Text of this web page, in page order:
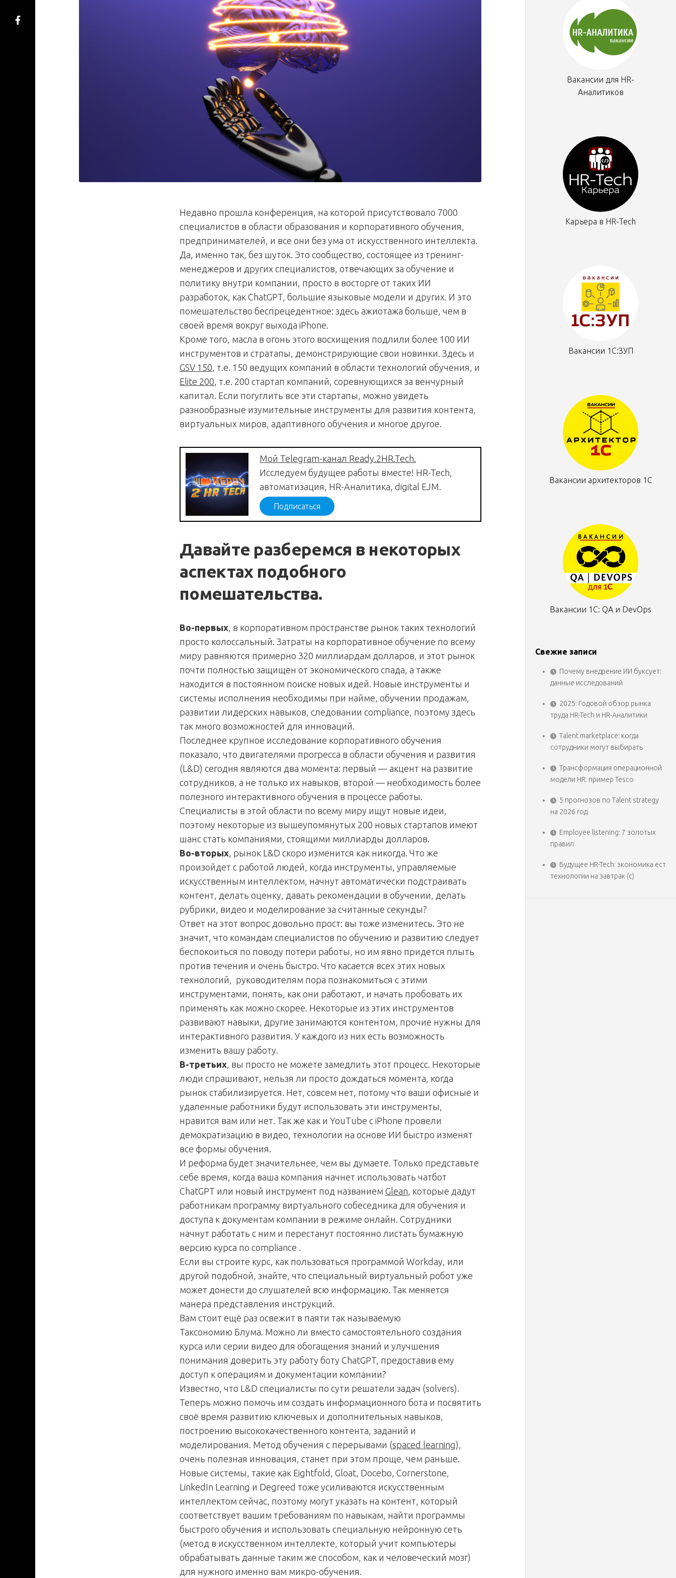
Недавно прошла конференция, на которой присутствовало 7000
специалистов в области образования и корпоративного обучения,
предпринимателей, и все они без ума от искусственного интеллекта.
Да, именно так, без шуток. Это сообщество, состоящее из тренинг-
менеджеров и других специалистов, отвечающих за обучение и
политику внутри компании, просто в восторге от таких ИИ
разработок, как ChatGPT, большие языковые модели и других. И это
помешательство беспрецедентное: здесь ажиотажа больше, чем в
своей время вокруг выхода iPhone.
Кроме того, масла в огонь этого восхищения подлили более 100 ИИ
инструментов и стратапы, демонстрирующие свои новинки. Здесь и
GSV 150 , т.е. 150 ведущих компаний в области технологий обучения, и
Elite 200 , т.е. 200 стартап компаний, соревнующихся за венчурный
капитал. Если погуглить все эти стартапы, можно увидеть
разнообразные изумительные инструменты для развития контента,
виртуальных миров, адаптивного обучения и многое другое.
Мой Telegram-канал Ready.2HR.Tech.
Исследуем будущее работы вместе! HR-Tech,
автоматизация, HR-Аналитика, digital EJM.
Подписаться
Давайте разберемся в некоторых
аспектах подобного
помешательства.
Во-первых, в корпоративном пространстве рынок таких технологий
просто колоссальный. Затраты на корпоративное обучение по всему
миру равняются примерно 320 миллиардам долларов, и этот рынок
почти полностью защищен от экономического спада, а также
находится в постоянном поиске новых идей. Новые инструменты и
системы исполнения необходимы при найме, обучении продажам,
развитии лидерских навыков, следовании compliance, поэтому здесь
так много возможностей для инноваций.
Последнее крупное исследование корпоративного обучения
показало, что двигателями прогресса в области обучения и развития
(L&D) сегодня являются два момента: первый — акцент на развитие
сотрудников, а не только их навыков, второй — необходимость более
полезного интерактивного обучения в процессе работы.
Специалисты в этой области по всему миру ищут новые идеи,
поэтому некоторые из вышеупомянутых 200 новых стартапов имеют
шанс стать компаниями, стоящими миллиарды долларов.
Во-вторых, рынок L&D скоро изменится как никогда. Что же
произойдет с работой людей, когда инструменты, управляемые
искусственным интеллектом, начнут автоматически подстраивать
контент, делать оценку, давать рекомендации в обучении, делать
рубрики, видео и моделирование за считанные секунды?
Ответ на этот вопрос довольно прост: вы тоже изменитесь. Это не
значит, что командам специалистов по обучению и развитию следует
беспокоиться по поводу потери работы, но им явно придется плыть
против течения и очень быстро. Что касается всех этих новых
технологий, руководителям пора познакомиться с этими
инструментами, понять, как они работают, и начать пробовать их
применять как можно скорее. Некоторые из этих инструментов
развивают навыки, другие занимаются контентом, прочие нужны для
интерактивного развития. У каждого из них есть возможность
изменить вашу работу.
В-третьих, вы просто не можете замедлить этот процесс. Некоторые
люди спрашивают, нельзя ли просто дождаться момента, когда
рынок стабилизируется. Нет, совсем нет, потому что ваши офисные и
удаленные работники будут использовать эти инструменты,
нравится вам или нет. Так же как и YouTube с iPhone провели
демократизацию в видео, технологии на основе ИИ быстро изменят
все формы обучения.
И реформа будет значительнее, чем вы думаете. Только представьте
себе время, когда ваша компания начнет использовать чатбот
ChatGPT или новый инструмент под названием Glean, которые дадут
работникам программу виртуального собеседника для обучения и
доступа к документам компании в режиме онлайн. Сотрудники
начнут работать с ним и перестанут постоянно листать бумажную
версию курса по compliance .
Если вы строите курс, как пользоваться программой Workday, или
другой подобной, знайте, что специальный виртуальный робот уже
может донести до слушателей всю информацию. Так меняется
манера представления инструкций.
Вам стоит ещё раз освежит в паяти так называемую
Таксономию Блума. Можно ли вместо самостоятельного создания
курса или серии видео для обогащения знаний и улучшения
понимания доверить эту работу боту ChatGPT, предоставив ему
доступ к операциям и документации компании?
Известно, что L&D специалисты по сути решатели задач (solvers).
Теперь можно помочь им создать информационного бота и посвятить
своё время развитию ключевых и дополнительных навыков,
построению высококачественного контента, заданий и
моделирования. Метод обучения с перерывами (spaced learning),
очень полезная инновация, станет при этом проще, чем раньше.
Новые системы, такие как Eightfold, Gloat, Docebo, Cornerstone,
LinkedIn Learning и Degreed тоже усиливаются искусственным
интеллектом сейчас, поэтому могут указать на контент, который
соответствует вашим требованиям по навыкам, найти программы
быстрого обучения и использовать специальную нейронную сеть
(метод в искусственном интеллекте, который учит компьютеры
обрабатывать данные таким же способом, как и человеческий мозг)
для нужного именно вам микро-обучения.
Вакансии для HR-
Аналитиков
Карьера в HR-Tech
Вакансии 1С:ЗУП
Вакансии архитекторов 1С
Вакансии 1С: QA и DevOps
Свежие записи
Почему внедрение ИИ буксует:
данные исследований
2025: Годовой обзор рынка
труда HR-Tech и HR-Аналитики
Talent marketplace: когда
сотрудники могут выбирать
Трансформация операционной
модели HR: пример Tesco
5 прогнозов по Talent strategy
на 2026 год
Employee listening: 7 золотых
правил
Будущее HR-Tech: экономика ест
технологии на завтрак (с)